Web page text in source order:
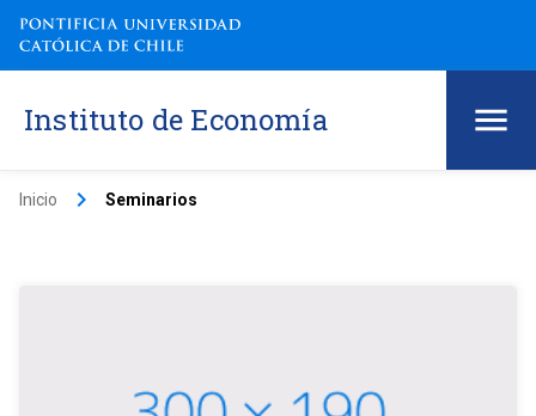
Instituto de Economía
Inicio keyboard_arrow_right Seminarios